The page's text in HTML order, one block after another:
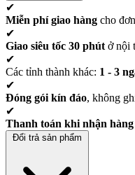
✔
Miễn phí giao hàng cho
✔
Giao siêu tốc 30 phút ở nội
✔
Các tỉnh thành khác: 1 - 3
✔
Đóng gói kín đáo, không
✔
Thanh toán khi nhận hàng
Đổi trả sản phẩm